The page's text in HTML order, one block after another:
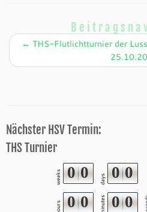
← THS-Flutlichtturnier der
Nächster HSV Termin:
THS Turnier
weeks 0 0 days 0 0
hours 0 0 minutes 0 0